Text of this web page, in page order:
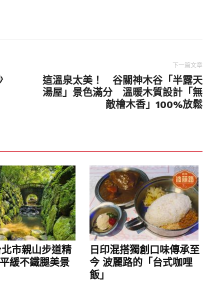
下一篇文章
這溫泉太美！ 谷關神木谷「半露天
湯屋」景色滿分 溫暖木質設計「無
敵檜木香」100%放鬆
市親山步道精
緩不鐵腿美景
日印混搭獨創口味傳承至
今 波麗路的「台式咖哩
飯」